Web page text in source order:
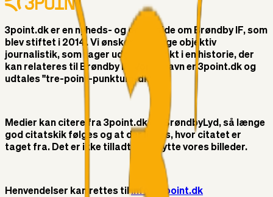
3point.dk er en nyheds- og debatside om Brøndby IF, som
blev stiftet i 2014. Vi ønsker at bringe objektiv
journalistik, som tager udgangspunkt i en historie, der
kan relateres til Brøndby IF. Vores navn er 3point.dk og
udtales "tre-point-punktum-dk"
Medier kan citere fra 3point.dk og BrøndbyLyd, så længe
god citatskik følges og at der linkes, hvor citatet er
taget fra. Det er ikke tilladt at benytte vores billeder.
Henvendelser kan rettes tilinfo@3point.dk